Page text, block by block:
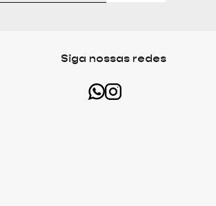
Siga nossas redes